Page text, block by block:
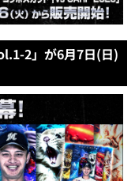
2」が6月7日(日)